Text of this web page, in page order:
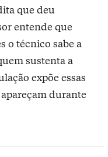
que deu
entende que
o técnico sabe a
sustenta a
expõe essas
durante